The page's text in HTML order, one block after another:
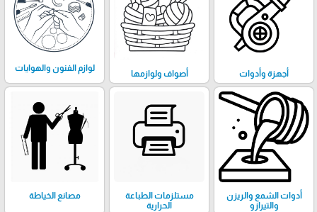
أجهزة وأدوات أصواف ولوازمها
لوازم الفنون والهوايات
أدوات الشمع والريزن
والتيرازو
مستلزمات الطباعة
الحرارية
مصانع الخياطة